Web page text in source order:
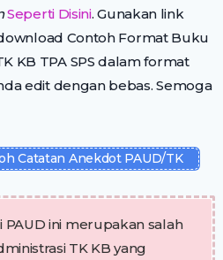
Seperti Disini. Gunakan link
Contoh Format Buku
KB TPA SPS dalam format
edit dengan bebas. Semoga
Catatan Anekdot PAUD/TK
ini merupakan salah
TK KB yang